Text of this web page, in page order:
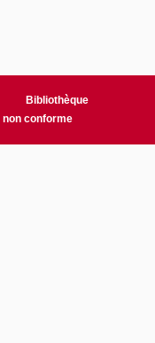
Bibliothèque
conforme